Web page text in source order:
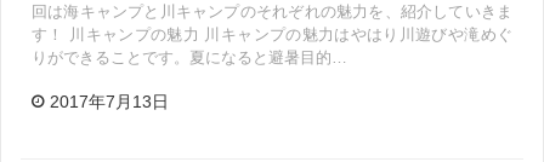
回は海キャンプと川キャンプのそれぞれの魅力を、紹介していきま
す！ 川キャンプの魅力 川キャンプの魅力はやはり川遊びや滝めぐ
りができることです。夏になると避暑目的…
2017年7月13日